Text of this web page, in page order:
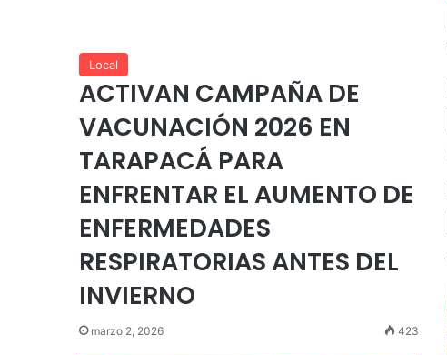
Local
ACTIVAN CAMPAÑA DE
VACUNACIÓN 2026 EN
TARAPACÁ PARA
ENFRENTAR EL AUMENTO DE
ENFERMEDADES
RESPIRATORIAS ANTES DEL
INVIERNO
marzo 2, 2026 423